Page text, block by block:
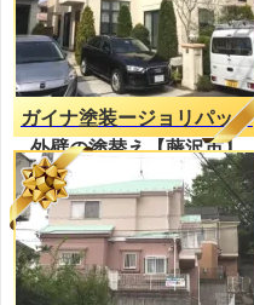
ガイナ塗装ージョリパット
外壁の塗替え【藤沢市】